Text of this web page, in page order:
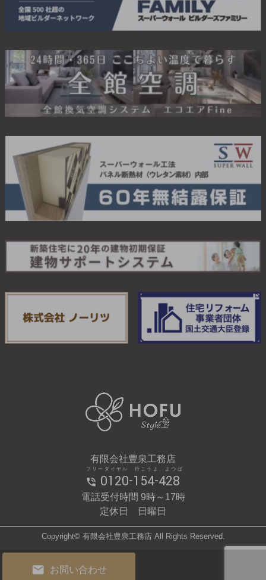
お問い合わせ
有限会社豊泉工務店
0120-154-428
フリーダイヤル 行こうよ、よつば
電話受付時間 9時～17時
定休日 日曜日
Copyright© 有限会社豊泉工務店 All Rights Reserved.